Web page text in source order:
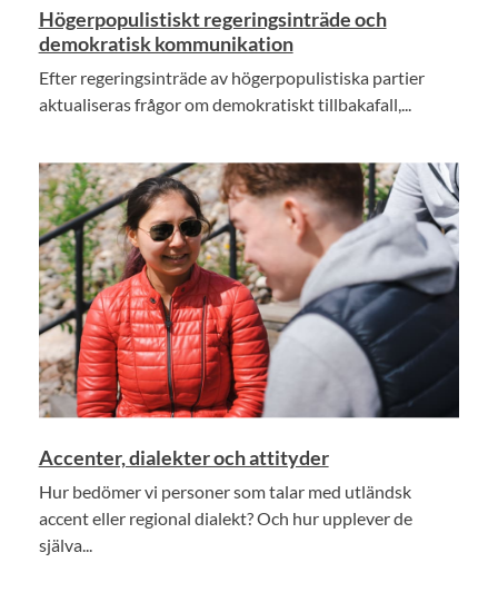
Högerpopulistiskt regeringsinträde och
demokratisk kommunikation
Efter regeringsinträde av högerpopulistiska partier
aktualiseras frågor om demokratiskt tillbakafall,...
Accenter, dialekter och attityder
Hur bedömer vi personer som talar med utländsk
accent eller regional dialekt? Och hur upplever de
själva...